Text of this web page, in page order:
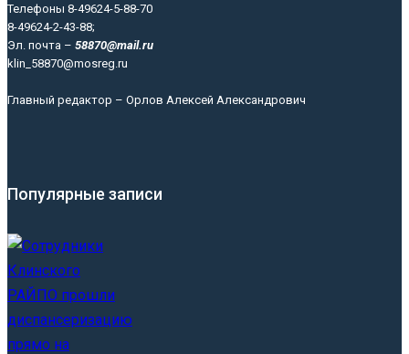
Телефоны 8-49624-5-88-70
8-49624-2-43-88;
Эл. почта – 58870@mail.ru
klin_58870@mosreg.ru
Главный редактор – Орлов Алексей Александрович
Популярные записи